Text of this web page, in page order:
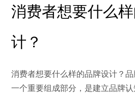
消费者想要什么
计？
消费者想要什么样的品牌设计？
一个重要组成部分，是建立品牌